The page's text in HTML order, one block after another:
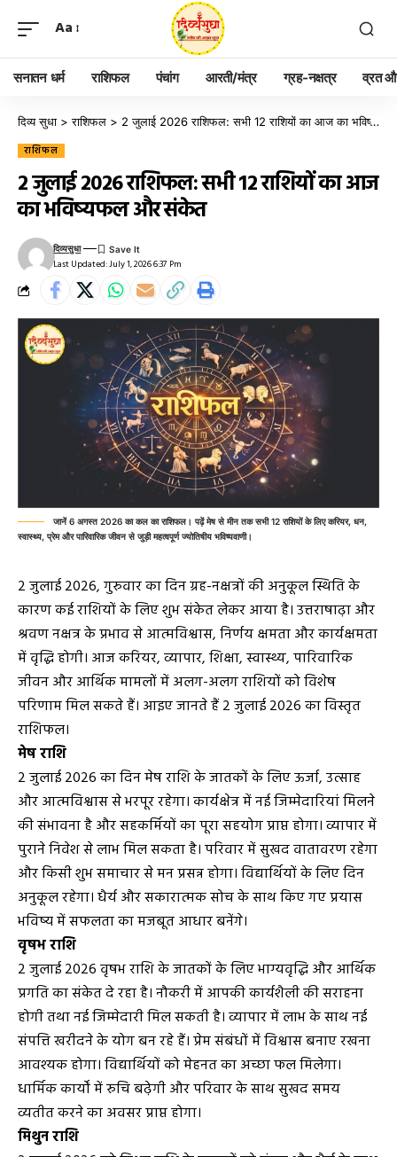
Aa
सनातन धर्म राशिफल पंचांग आरती/मंत्र ग्रह-नक्षत्र व्रत
दिव्य सुधा >राशिफल > 2 जुलाई 2026 राशिफल: सभी 12 राशियों का आज का भविष्यफल और संकेत
राशिफल
2 जुलाई 2026 राशिफल: सभी 12 राशियों का आज
का भविष्यफल और संकेत
Last Updated: July 1, 2026 6:37 Pm
दिव्यसुधा
जानें 6 अगस्त 2026 का कल का राशिफल। पढ़ें मेष से मीन तक सभी 12 राशियों के लिए करियर, धन,
स्वास्थ्य, प्रेम और पारिवारिक जीवन से जुड़ी महत्वपूर्ण ज्योतिषीय भविष्यवाणी।
2 जुलाई 2026, गुरुवार का दिन ग्रह-नक्षत्रों की अनुकूल स्थिति के
कारण कई राशियों के लिए शुभ संकेत लेकर आया है। उत्तराषाढ़ा और
श्रवण नक्षत्र के प्रभाव से आत्मविश्वास, निर्णय क्षमता और कार्यक्षमता
में वृद्धि होगी। आज करियर, व्यापार, शिक्षा, स्वास्थ्य, पारिवारिक
जीवन और आर्थिक मामलों में अलग-अलग राशियों को विशेष
परिणाम मिल सकते हैं। आइए जानते हैं 2 जुलाई 2026 का विस्तृत
राशिफल।
मेष राशि
2 जुलाई 2026 का दिन मेष राशि के जातकों के लिए ऊर्जा, उत्साह
और आत्मविश्वास से भरपूर रहेगा। कार्यक्षेत्र में नई जिम्मेदारियां मिलने
की संभावना है और सहकर्मियों का पूरा सहयोग प्राप्त होगा। व्यापार में
पुराने निवेश से लाभ मिल सकता है। परिवार में सुखद वातावरण रहेगा
और किसी शुभ समाचार से मन प्रसन्न होगा। विद्यार्थियों के लिए दिन
अनुकूल रहेगा। धैर्य और सकारात्मक सोच के साथ किए गए प्रयास
भविष्य में सफलता का मजबूत आधार बनेंगे।
वृषभ राशि
2 जुलाई 2026 वृषभ राशि के जातकों के लिए भाग्यवृद्धि और आर्थिक
प्रगति का संकेत दे रहा है। नौकरी में आपकी कार्यशैली की सराहना
होगी तथा नई जिम्मेदारी मिल सकती है। व्यापार में लाभ के साथ नई
संपत्ति खरीदने के योग बन रहे हैं। प्रेम संबंधों में विश्वास बनाए रखना
आवश्यक होगा। विद्यार्थियों को मेहनत का अच्छा फल मिलेगा।
धार्मिक कार्यों में रुचि बढ़ेगी और परिवार के साथ सुखद समय
व्यतीत करने का अवसर प्राप्त होगा।
मिथुन राशि